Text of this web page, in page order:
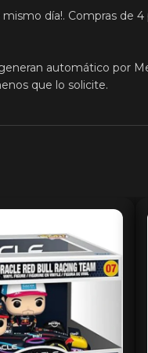
día!. Compras de
automático por
que lo solicite.